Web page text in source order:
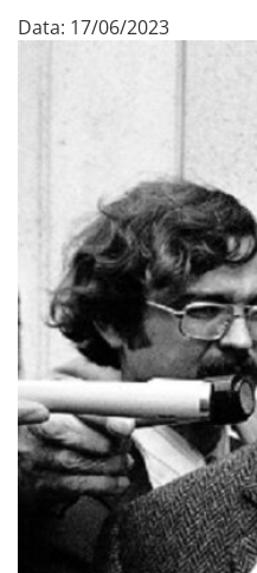
Data: 17/06/2023